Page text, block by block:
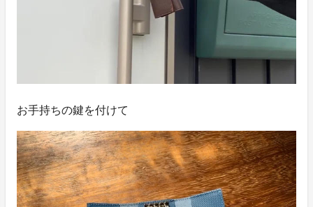
お手持ちの鍵を付けて